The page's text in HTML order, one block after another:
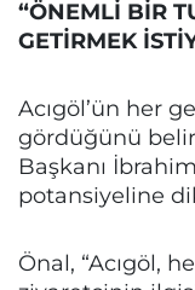
“ÖNEMLİ BİR
GETİRMEK
Acıgöl’ün her
gördüğünü
Başkanı
potansiyeline
Önal, “Acıgöl,